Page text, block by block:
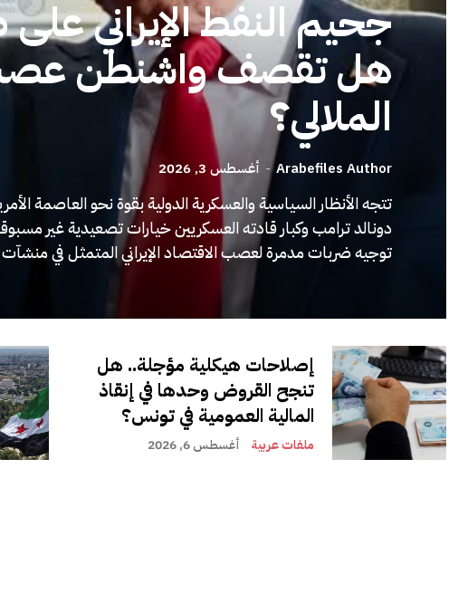
جحيم النفط الإيراني
هل تقصف واشنطن
الملالي؟
Arabefiles Author
- أغسطس 3, 2026
تتجه الأنظار السياسية والعسكرية الدولية بقوة نحو العاصمة
دونالد ترامب وكبار قادته العسكريين خيارات تصعيدية غير
توجيه ضربات مدمرة لعصب الاقتصاد الإيراني المتمثل في
إصلاحات هيكلية مؤجلة.. هل
تنجح القروض وحدها في إنقاذ
المالية العمومية في تونس؟
ملفات عربية أغسطس 6, 2026